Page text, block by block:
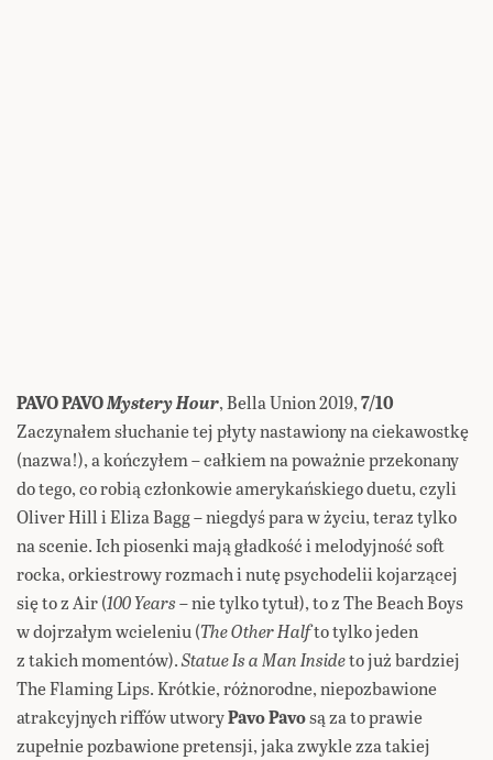
PAVO PAVOMystery Hour, Bella Union 2019,7/10
Zaczynałem słuchanie tej płyty nastawiony na ciekawostkę
(nazwa!), a kończyłem – całkiem na poważnie przekonany
do tego, co robią członkowie amerykańskiego duetu, czyli
Oliver Hill i Eliza Bagg – niegdyś para w życiu, teraz tylko
na scenie. Ich piosenki mają gładkość i melodyjność soft
rocka, orkiestrowy rozmach i nutę psychodelii kojarzącej
się to z Air (100 Years– nie tylko tytuł), to z The Beach Boys
w dojrzałym wcieleniu (The Other Halfto tylko jeden
z takich momentów).Statue Is a Man Insideto już bardziej
The Flaming Lips. Krótkie, różnorodne, niepozbawione
atrakcyjnych riffów utworyPavo Pavosą za to prawie
zupełnie pozbawione pretensji, jaka zwykle zza takiej